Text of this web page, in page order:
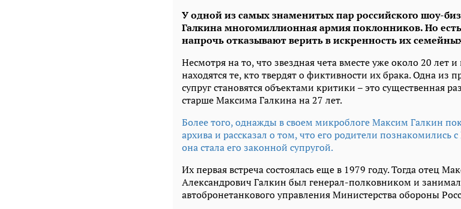
У одной из самых знаменитых пар российского шоу-
Галкина многомиллионная армия поклонников. Но
напрочь отказывают верить в искренность их
Несмотря на то, что звездная чета вместе уже около 20 лет
находятся те, кто твердят о фиктивности их брака. Одна
супруг становятся объектами критики – это существенная
старше Максима Галкина на 27 лет.
Более того, однажды в своем микроблоге Максим Галкин
архива и рассказал о том, что его родители познакомились
она стала его законной супругой.
Их первая встреча состоялась еще в 1979 году. Тогда отец
Александрович Галкин был генерал-полковником и
автобронетанкового управления Министерства обороны